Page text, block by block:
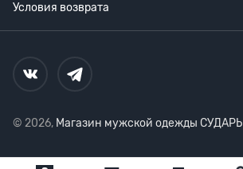
Условия возврата
© 2026, Магазин мужской одежды СУДАРЬ